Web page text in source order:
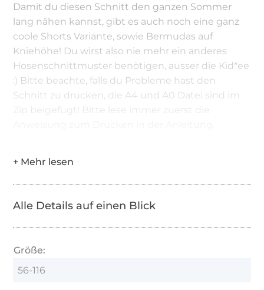
Damit du diesen Schnitt den ganzen Sommer
lang nähen kannst, gibt es auch noch eine ganz
coole Shorts Variante, sowie Bermudas auf
Kniehöhe! Du wirst also nie mehr ein anderes
Hosenschnittmuster benötigen, ausser die Kid*ee
:) Bitte beachte, falls du Probleme hast den
Schnitt zu drucken, die A4 und A0 Datei sind im
Zip beigefügt! Bitte lese immer zuerst die
Shorts, Bermuda, Lang
viele Extras wie z.B. verschiedene Taschen,
Alle Details auf einen Blick
Größe:
56-116